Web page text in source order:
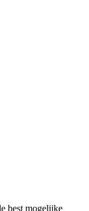
best mogelijke